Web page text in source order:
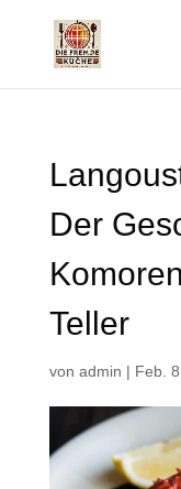
Der
Teller
von admin | Feb.